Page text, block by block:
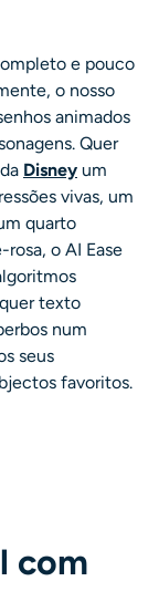
e pouco
o nosso
animados
Quer
Disney um
vivas, um
quarto
o AI Ease
texto
num
seus
favoritos.
com